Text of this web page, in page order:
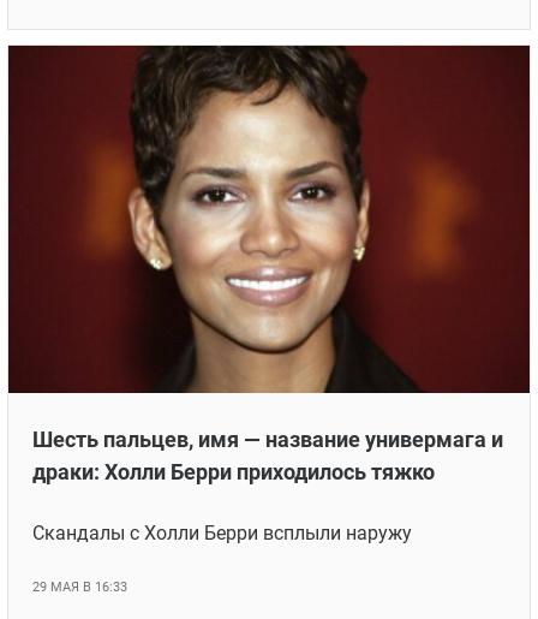
Шесть пальцев, имя — название универмага и
драки: Холли Берри приходилось тяжко
Скандалы с Холли Берри всплыли наружу
29 МАЯ В 16:33